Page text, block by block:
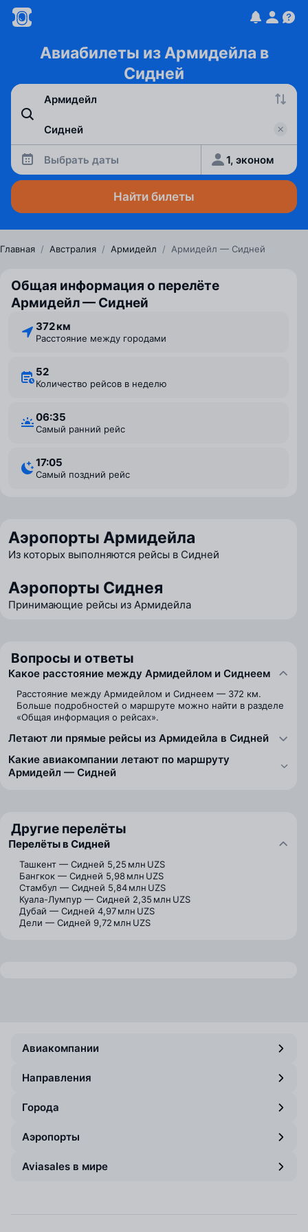
Авиабилеты из Армидейла в
Сидней
Выбрать даты 1, эконом
Найти билеты
Главная / Австралия / Армидейл / Армидейл — Сидней
Общая информация о перелёте
Армидейл — Сидней
372 км
Расстояние между городами
52
Количество рейсов в неделю
06:35
Самый ранний рейс
17:05
Самый поздний рейс
Аэропорты Армидейла
Из которых выполняются рейсы в Сидней
Аэропорты Сиднея
Принимающие рейсы из Армидейла
Вопросы и ответы
Какое расстояние между Армидейлом и Сиднеем
Расстояние между Армидейлом и Сиднеем — 372 км.
Больше подробностей о маршруте можно найти в разделе
«Общая информация о рейсах».
Летают ли прямые рейсы из Армидейла в Сидней
Какие авиакомпании летают по маршруту
Армидейл — Сидней
Другие перелёты
Перелёты в Сидней
Ташкент — Сидней 5,25 млн UZS
Бангкок — Сидней 5,98 млн UZS
Стамбул — Сидней 5,84 млн UZS
Куала-Лумпур — Сидней 2,35 млн UZS
Дубай — Сидней 4,97 млн UZS
Дели — Сидней 9,72 млн UZS
Авиакомпании
Направления
Города
Аэропорты
Aviasales в мире